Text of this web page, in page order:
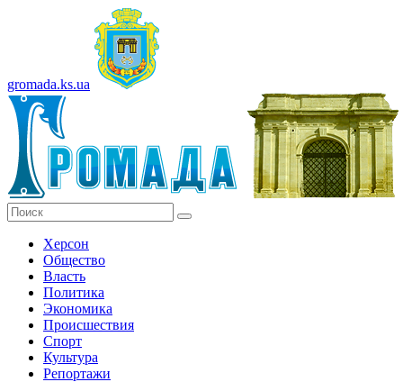
gromada.ks.ua
Херсон
Общество
Власть
Политика
Экономика
Происшествия
Спорт
Культура
Репортажи